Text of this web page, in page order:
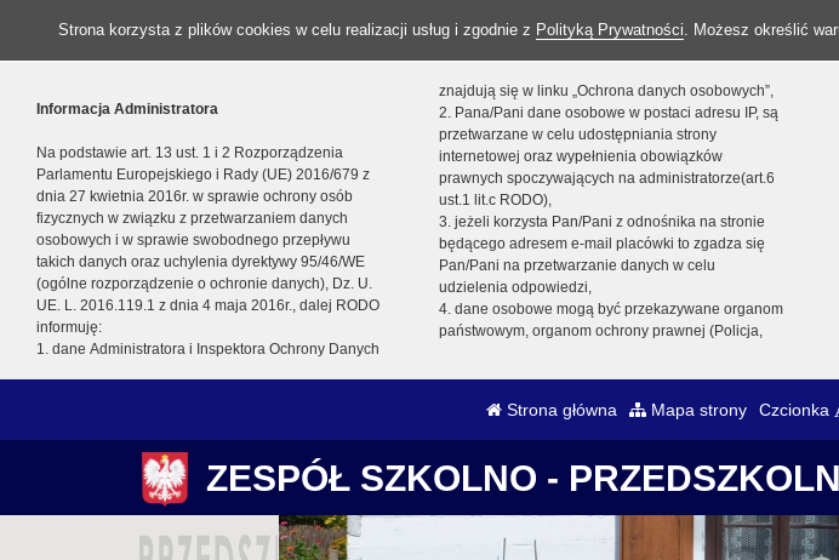
Strona korzysta z plików cookies w celu realizacji usług i zgodnie z Polityką Prywatności. Możesz określić
Informacja Administratora
Na podstawie art. 13 ust. 1 i 2 Rozporządzenia
Parlamentu Europejskiego i Rady (UE) 2016/679 z
dnia 27 kwietnia 2016r. w sprawie ochrony osób
fizycznych w związku z przetwarzaniem danych
osobowych i w sprawie swobodnego przepływu
takich danych oraz uchylenia dyrektywy 95/46/WE
(ogólne rozporządzenie o ochronie danych), Dz. U.
UE. L. 2016.119.1 z dnia 4 maja 2016r., dalej RODO
informuję:
1. dane Administratora i Inspektora Ochrony Danych
znajdują się w linku „Ochrona danych osobowych”,
2. Pana/Pani dane osobowe w postaci adresu IP, są
przetwarzane w celu udostępniania strony
internetowej oraz wypełnienia obowiązków
prawnych spoczywających na administratorze(art.6
ust.1 lit.c RODO),
3. jeżeli korzysta Pan/Pani z odnośnika na stronie
będącego adresem e-mail placówki to zgadza się
Pan/Pani na przetwarzanie danych w celu
udzielenia odpowiedzi,
4. dane osobowe mogą być przekazywane organom
państwowym, organom ochrony prawnej (Policja,
Strona główna Mapa strony Czcionka
ZESPÓŁ SZKOLNO -